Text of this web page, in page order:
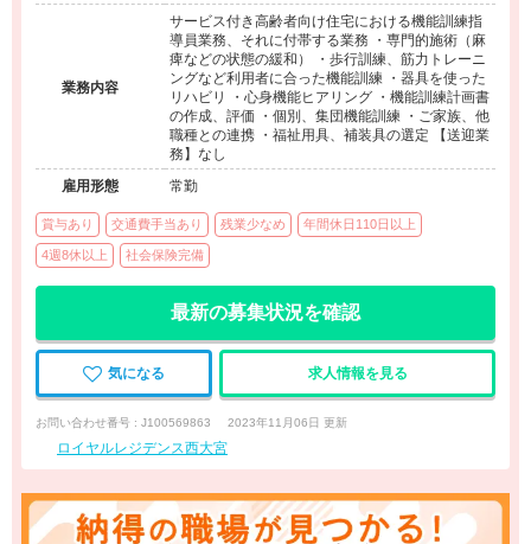
業務内容
サービス付き高齢者向け住宅における機能訓練指
導員業務、それに付帯する業務 ・専門的施術（麻
痺などの状態の緩和） ・歩行訓練、筋力トレーニ
ングなど利用者に合った機能訓練 ・器具を使った
リハビリ ・心身機能ヒアリング ・機能訓練計画書
の作成、評価 ・個別、集団機能訓練 ・ご家族、他
職種との連携 ・福祉用具、補装具の選定 【送迎業
務】なし
雇用形態
常勤
賞与あり 交通費手当あり 残業少なめ 年間休日110日以上
4週8休以上 社会保険完備
最新の募集状況を確認
気になる 求人情報を見る
お問い合わせ番号 : J100569863 2023年11月06日 更新
ロイヤルレジデンス西大宮